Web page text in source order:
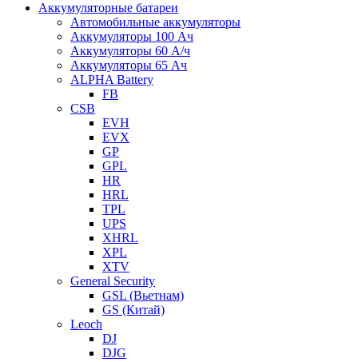
Аккумуляторные батареи
Автомобильные аккумуляторы
Аккумуляторы 100 Ач
Аккумуляторы 60 А/ч
Аккумуляторы 65 Ач
ALPHA Battery
FB
CSB
EVH
EVX
GP
GPL
HR
HRL
TPL
UPS
XHRL
XPL
XTV
General Security
GSL (Вьетнам)
GS (Китай)
Leoch
DJ
DJG